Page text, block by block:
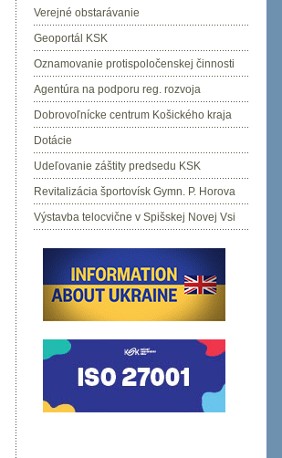
Verejné obstarávanie
Geoportál KSK
Oznamovanie protispoločenskej činnosti
Agentúra na podporu reg. rozvoja
Dobrovoľnícke centrum Košického kraja
Dotácie
Udeľovanie záštity predsedu KSK
Revitalizácia športovísk Gymn. P. Horova
Výstavba telocvične v Spišskej Novej Vsi